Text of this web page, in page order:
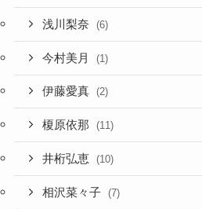
浅川梨奈 (6)
今村美月 (1)
伊藤愛真 (2)
榎原依那 (11)
井桁弘恵 (10)
相沢菜々子 (7)